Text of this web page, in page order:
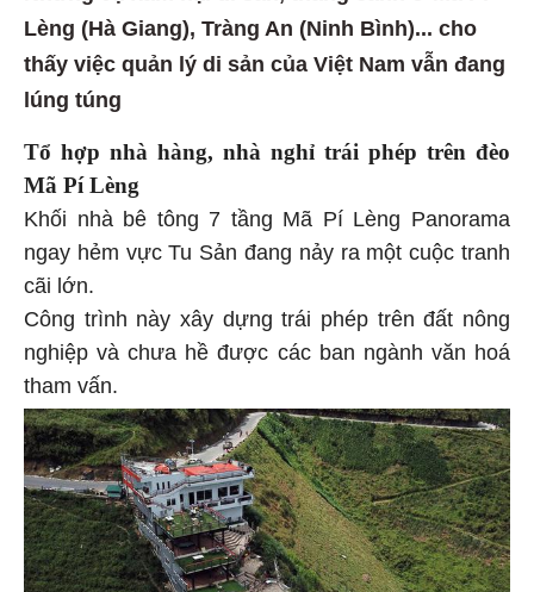
Lèng (Hà Giang), Tràng An (Ninh Bình)... cho
thấy việc quản lý di sản của Việt Nam vẫn đang
lúng túng
Tổ hợp nhà hàng, nhà nghỉ trái phép trên đèo
Mã Pí Lèng
Khối nhà bê tông 7 tầng Mã Pí Lèng Panorama
ngay hẻm vực Tu Sản đang nảy ra một cuộc tranh
cãi lớn.
Công trình này xây dựng trái phép trên đất nông
nghiệp và chưa hề được các ban ngành văn hoá
tham vấn.